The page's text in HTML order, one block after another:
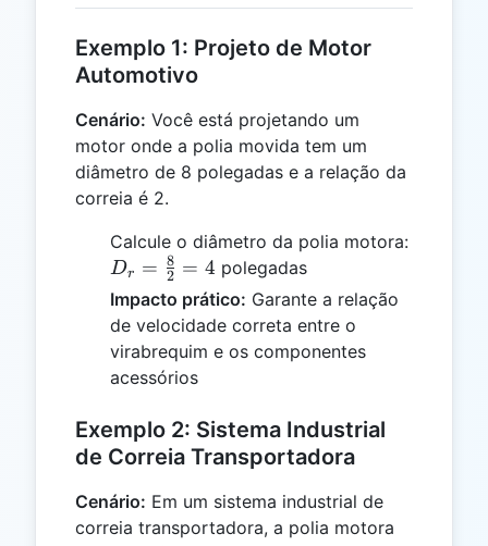
Exemplo 1: Projeto de Motor
Automotivo
Cenário: Você está projetando um
motor onde a polia movida tem um
diâmetro de 8 polegadas e a relação da
correia é 2.
Calcule o diâmetro da polia motora:
D_r =
\frac{8}
{2} = 4
Dr = 2
8 = 4 polegadas
Impacto prático: Garante a relação
de velocidade correta entre o
virabrequim e os componentes
acessórios
Exemplo 2: Sistema Industrial
de Correia Transportadora
Cenário: Em um sistema industrial de
correia transportadora, a polia motora